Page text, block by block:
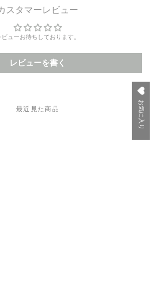
スタマーレビュー
ビューお待ちしております。
レビューを書く
最近見た商品 お気に入り